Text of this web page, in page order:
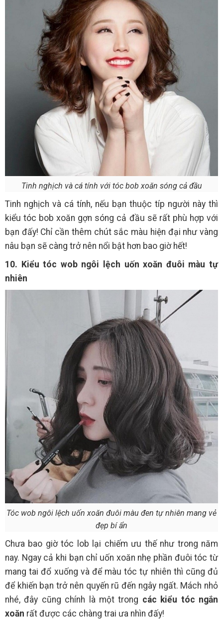
Tinh nghịch và cá tính với tóc bob xoăn sóng cả đầu
Tinh nghịch và cá tính, nếu bạn thuộc típ người này thì
kiểu tóc bob xoăn gợn sóng cả đầu sẽ rất phù hợp với
bạn đấy! Chỉ cần thêm chút sắc màu hiện đại như vàng
nâu bạn sẽ càng trở nên nổi bật hơn bao giờ hết!
10. Kiểu tóc wob ngôi lệch uốn xoăn đuôi màu tự
nhiên
Tóc wob ngôi lệch uốn xoăn đuôi màu đen tự nhiên mang vẻ
đẹp bí ẩn
Chưa bao giờ tóc lob lại chiếm ưu thế như trong năm
nay. Ngay cả khi bạn chỉ uốn xoăn nhẹ phần đuôi tóc từ
mang tai đổ xuống và để màu tóc tự nhiên thì cũng đủ
để khiến bạn trở nên quyến rũ đến ngây ngất. Mách nhỏ
nhé, đây cũng chính là một trong các kiểu tóc ngắn
xoăn rất được các chàng trai ưa nhìn đấy!